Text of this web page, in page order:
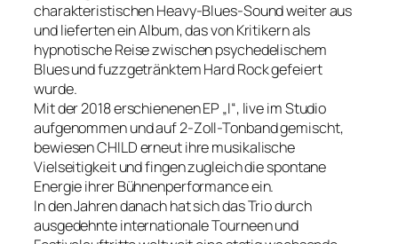
charakteristischen Heavy-Blues-Sound weiter aus
und lieferten ein Album, das von Kritikern als
hypnotische Reise zwischen psychedelischem
Blues und fuzzgetränktem Hard Rock gefeiert
wurde.
Mit der 2018 erschienenen EP „I“, live im Studio
aufgenommen und auf 2-Zoll-Tonband gemischt,
bewiesen CHILD erneut ihre musikalische
Vielseitigkeit und fingen zugleich die spontane
Energie ihrer Bühnenperformance ein.
In den Jahren danach hat sich das Trio durch
ausgedehnte internationale Tourneen und